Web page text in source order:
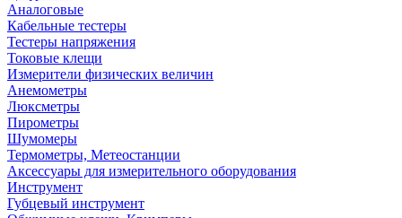
Аналоговые
Кабельные тестеры
Тестеры напряжения
Токовые клещи
Измерители физических величин
Анемометры
Люксметры
Пирометры
Шумомеры
Термометры, Метеостанции
Аксессуары для измерительного оборудования
Инструмент
Губцевый инструмент